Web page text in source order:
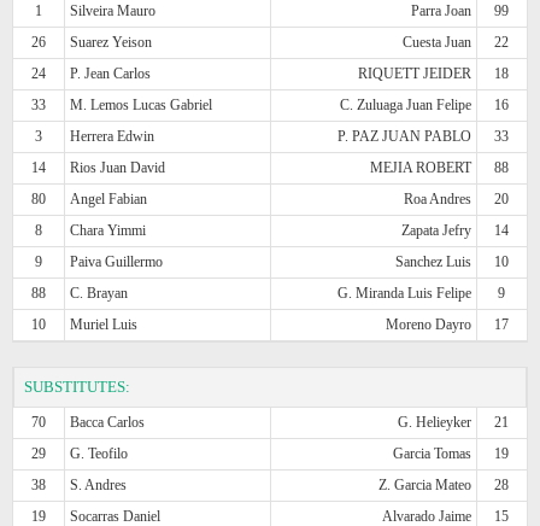
1
Silveira Mauro Parra Joan
99
26
Suarez Yeison Cuesta Juan
22
24
P. Jean Carlos RIQUETT JEIDER
18
33
M. Lemos Lucas Gabriel C. Zuluaga Juan Felipe
16
3
Herrera Edwin P. PAZ JUAN PABLO
33
14
Rios Juan David MEJIA ROBERT
88
80
Angel Fabian Roa Andres
20
8
Chara Yimmi Zapata Jefry
14
9
Paiva Guillermo Sanchez Luis
10
88
C. Brayan G. Miranda Luis Felipe
9
10
Muriel Luis Moreno Dayro 17
SUBSTITUTES:
70 Bacca Carlos G. Helieyker
21
29
G. Teofilo Garcia Tomas
19
38
S. Andres Z. Garcia Mateo
28
19
Socarras Daniel Alvarado Jaime
15